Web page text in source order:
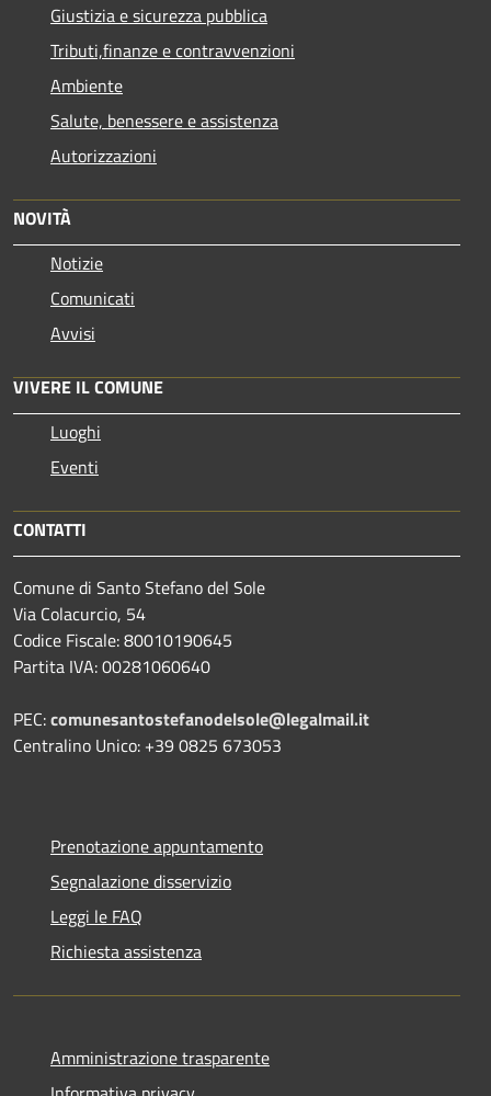
Giustizia e sicurezza pubblica
Tributi,finanze e contravvenzioni
Ambiente
Salute, benessere e assistenza
Autorizzazioni
NOVITÀ
Notizie
Comunicati
Avvisi
VIVERE IL COMUNE
Luoghi
Eventi
CONTATTI
Comune di Santo Stefano del Sole
Via Colacurcio, 54
Codice Fiscale: 80010190645
Partita IVA: 00281060640
PEC:comunesantostefanodelsole@legalmail.it
Centralino Unico: +39 0825 673053
Prenotazione appuntamento
Segnalazione disservizio
Leggi le FAQ
Richiesta assistenza
Amministrazione trasparente